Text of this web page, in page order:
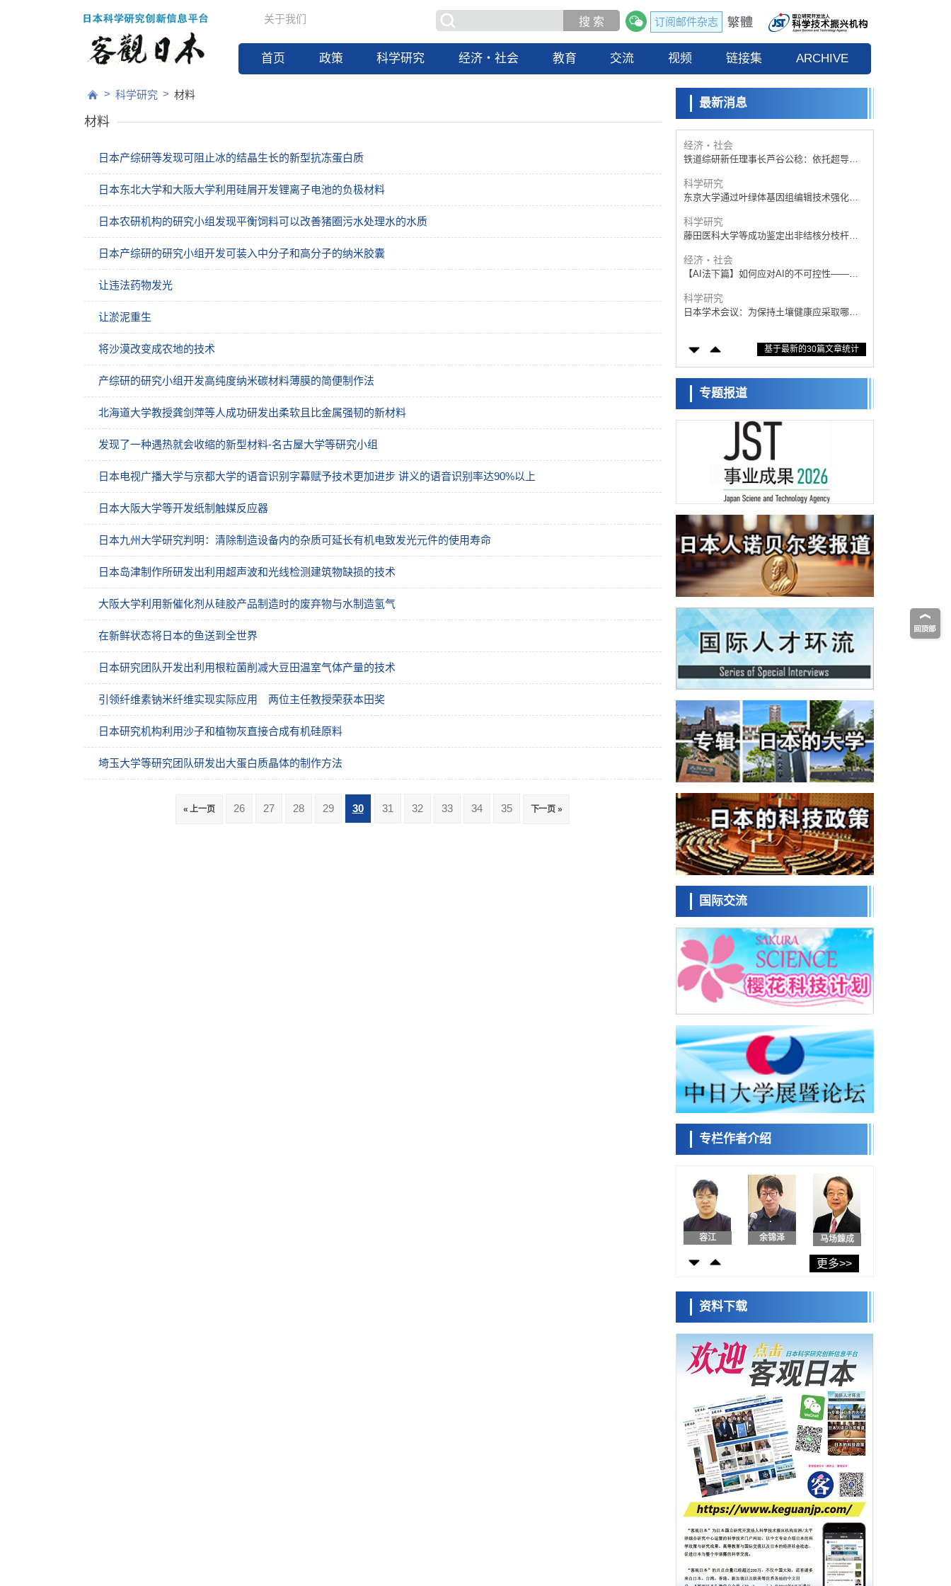
关于我们
首页 政策 科学研究 经济・社会 教育 交流 视频 链接集 ARCHIVE
订阅邮件杂志
> 科学研究 > 材料
材料
日本产综研等发现可阻止冰的结晶生长的新型抗冻蛋白质
日本东北大学和大阪大学利用硅屑开发锂离子电池的负极材料
日本农研机构的研究小组发现平衡饲料可以改善猪圈污水处理水的水质
日本产综研的研究小组开发可装入中分子和高分子的纳米胶囊
让违法药物发光
让淤泥重生
将沙漠改变成农地的技术
产综研的研究小组开发高纯度纳米碳材料薄膜的简便制作法
北海道大学教授龚剑萍等人成功研发出柔软且比金属强韧的新材料
发现了一种遇热就会收缩的新型材料-名古屋大学等研究小组
日本电视广播大学与京都大学的语音识别字幕赋予技术更加进步 讲义的语音识别率达90%以上
日本大阪大学等开发纸制触媒反应器
日本九州大学研究判明：清除制造设备内的杂质可延长有机电致发光元件的使用寿命
日本岛津制作所研发出利用超声波和光线检测建筑物缺损的技术
大阪大学利用新催化剂从硅胶产品制造时的废弃物与水制造氢气
在新鲜状态将日本的鱼送到全世界
日本研究团队开发出利用根粒菌削减大豆田温室气体产量的技术
引领纤维素钠米纤维实现实际应用 两位主任教授荣获本田奖
日本研究机构利用沙子和植物灰直接合成有机硅原料
埼玉大学等研究团队研发出大蛋白质晶体的制作方法
« 上一页 26 27 28 29 30 31 32 33 34 35 下一页 »
最新消息
经济・社会
【AI法下篇】如何应对AI的不可控性——中
央大学平野晋教授专访
AI处理器
政策
日本科研费增设国际共同研究强化新类别，
促进青年研究人员赴海外开展研究
经济・社会
铁道综研新任理事长芦谷公稔：依托超导和
科学研究
东京大学通过叶绿体基因组编辑技术强化碳
科学研究
藤田医科大学等成功鉴定出非结核分枝杆菌
因菌株而异
经济・社会
【AI法下篇】如何应对AI的不可控性——中
科学研究
日本学术会议：为保持土壤健康应采取哪些
大阪大学开发基于水氢键网络的温度预测新
【AI法上篇】如何对“将人生交给AI”保持危机
感——中央大学平野晋教授专访
科学研究
庆应义塾大学阐明脑内“游击手”小胶质细胞包
裹保护受损神经细胞的机制，有望用于开发
阿尔茨海默病等疾病疗法
日本东北大学与横滨橡胶全球首次从纳米尺
度揭示橡胶—黄铜粘接界面劣化抑制机制，
为提升轮胎安全性与耐久性的材料设计开辟
道路
近畿大学等发现植物染料“日本茜”的红色成分
可抑制老化与炎症，有望成为新型功能性材
科学研究
群马大学开发针对难治性癫痫的新型基因疗
法，利用超小型GAD67启动子抑制发作
科学研究
九州大学揭示夜间眼压升高机制：两种激素
波动叠加所致
东京都产技研采用新手法开发出可稳定工作
至300℃的介电材料，已验证电容器可在汽车
发动机等高温环境下工作
经济・社会
日本生成式AI使用者占比一年内翻倍，但与
中美德仍有较大差距
政策
死亡人数至少减半，重点强化火灾防控
科学研究
福井大学发现细胞记忆过往并抑制反应的机
制，阐明即便DNA相同反应迥异之谜
科学研究
神户大学确认口服癌症疫苗B440单药给药的
安全性，在转移性尿路上皮癌患者中开展临
床试验
政策
日本发布《令和8年版科学技术与创新白皮
书》，解读第七期基本计划首年度政策方向
科学研究
东京大学发现可诱导细胞死亡的新型信使物
质
科学研究
东京都健康长寿医疗中心跨器官揭示衰老过
程中的糖链变化
科学研究
可作为电池电极材料
科学研究
东京大学和海上保安厅等发现南海海槽沿线
板块边界锁定状态存在区域差异
政策
日本第2次医疗研究开发调整费，根据一线实
际情况和需求分配99.3亿日元
科学研究
千叶大学鉴定出导致难治性疾病“肺高血压症”
恶化的蛋白质“MYL9/12”，会引发血管结构恶
科学研究
京都大学高效生成光的构成单元“光子”，可应
用于量子计算机
科学研究
用数理模型诠释慢性荨麻疹的发病机理，借
科学研究
【JST事业成果】发现室温下工作的交替磁体
科学研究
夜景也能清晰呈现在纸上——日本“铁路摄影
迷”教授研发新技术
科学研究
【JST事业成果】开发低成本与低功耗的新型
AI处理器
日本科研费增设国际共同研究强化新类别，
经济・社会
铁道综研新任理事长芦谷公稔：依托超导和
防灾等核心优势服务社会
东京大学通过叶绿体基因组编辑技术强化碳
固定酶，成功提高光合作用能力与生产力
科学研究
藤田医科大学等成功鉴定出非结核分枝杆菌
生存的必需基因，首次揭示该基因的必要性
因菌株而异
经济・社会
【AI法下篇】如何应对AI的不可控性——中
央大学平野晋教授专访
科学研究
【JST事业成果】开发低成本与低功耗的新型
AI处理器
政策
日本科研费增设国际共同研究强化新类别，
促进青年研究人员赴海外开展研究
经济・社会
铁道综研新任理事长芦谷公稔：依托超导和
防灾等核心优势服务社会
科学研究
东京大学通过叶绿体基因组编辑技术强化碳
基于最新的30篇文章统计
专题报道
国际交流
专栏作者介绍
日本科学未
来馆 科学交
流员
小岩井忠道 泷川 进
容江 余锦泽 马场錬成
日本科学未
流员
泷川 进 戴维
更多>>
资料下载